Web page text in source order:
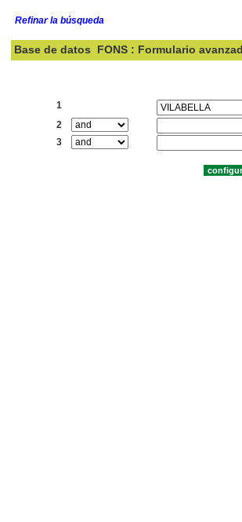
Refinar la búsqueda
Base de datos FONS : Formulario
1
2
3